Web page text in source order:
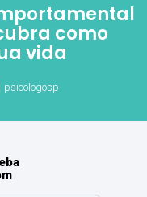
como
vida
psicologosp